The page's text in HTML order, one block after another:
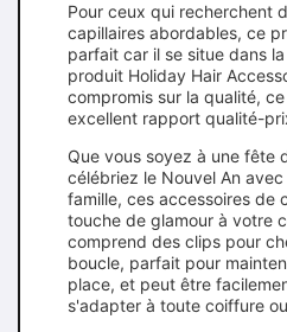
Pour ceux qui recherchent
capillaires abordables, ce
parfait car il se situe dans
produit Holiday Hair
compromis sur la qualité,
excellent rapport qualité-
Que vous soyez à une fête
célébriez le Nouvel An
famille, ces accessoires de
touche de glamour à votre
comprend des clips pour
boucle, parfait pour
place, et peut être
s'adapter à toute coiffure